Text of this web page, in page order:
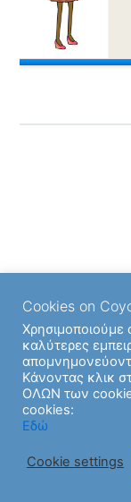
Cookies on
καλύτερες
Κάνοντας κλικ
ΟΛΩΝ των
cookies:
Εδώ
Cookie settings